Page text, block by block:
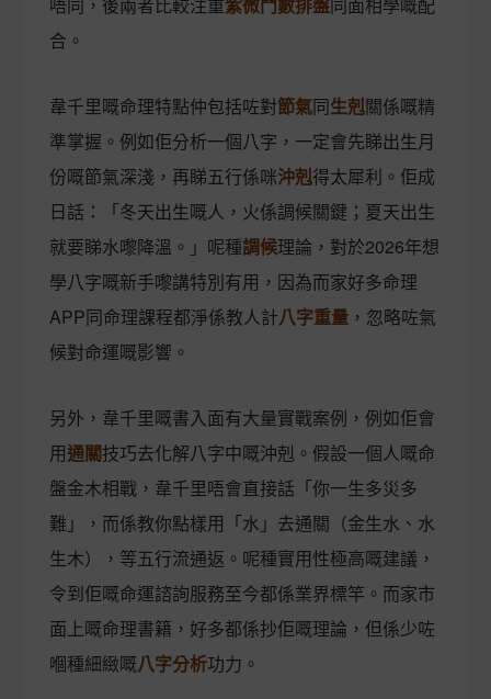
合。
韋千里嘅命理特點仲包括咗對節氣同生剋關係嘅精
準掌握。例如佢分析一個八字，一定會先睇出生月
份嘅節氣深淺，再睇五行係咪沖剋得太犀利。佢成
日話：「冬天出生嘅人，火係調候關鍵；夏天出生
就要睇水嚟降溫。」呢種調候理論，對於2026年想
學八字嘅新手嚟講特別有用，因為而家好多命理
APP同命理課程都淨係教人計八字重量 ，忽略咗氣
候對命運嘅影響。
另外，韋千里嘅書入面有大量實戰案例，例如佢會
用通關技巧去化解八字中嘅沖剋。假設一個人嘅命
盤金木相戰，韋千里唔會直接話「你一生多災多
難」，而係教你點樣用「水」去通關（金生水、水
生木），等五行流通返。呢種實用性極高嘅建議，
令到佢嘅命運諮詢服務至今都係業界標竿。而家市
面上嘅命理書籍，好多都係抄佢嘅理論，但係少咗
嗰種細緻嘅八字分析功力。